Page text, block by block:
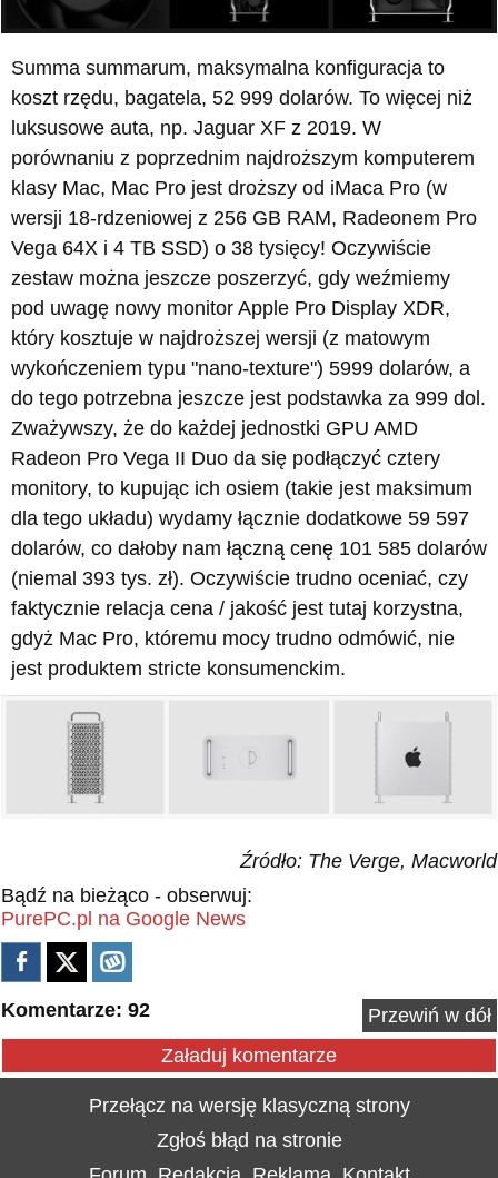
Summa summarum, maksymalna konfiguracja to
koszt rzędu, bagatela, 52 999 dolarów. To więcej niż
luksusowe auta, np. Jaguar XF z 2019. W
porównaniu z poprzednim najdroższym komputerem
klasy Mac, Mac Pro jest droższy od iMaca Pro (w
wersji 18-rdzeniowej z 256 GB RAM, Radeonem Pro
Vega 64X i 4 TB SSD) o 38 tysięcy! Oczywiście
zestaw można jeszcze poszerzyć, gdy weźmiemy
pod uwagę nowy monitor Apple Pro Display XDR,
który kosztuje w najdroższej wersji (z matowym
wykończeniem typu "nano-texture") 5999 dolarów, a
do tego potrzebna jeszcze jest podstawka za 999 dol.
Zważywszy, że do każdej jednostki GPU AMD
Radeon Pro Vega II Duo da się podłączyć cztery
monitory, to kupując ich osiem (takie jest maksimum
dla tego układu) wydamy łącznie dodatkowe 59 597
dolarów, co dałoby nam łączną cenę 101 585 dolarów
(niemal 393 tys. zł). Oczywiście trudno oceniać, czy
faktycznie relacja cena / jakość jest tutaj korzystna,
gdyż Mac Pro, któremu mocy trudno odmówić, nie
jest produktem stricte konsumenckim.
Źródło: The Verge, Macworld
Bądź na bieżąco - obserwuj:
PurePC.pl na Google News
Komentarze: 92
Przewiń w dół
Załaduj komentarze
Przełącz na wersję klasyczną strony
Zgłoś błąd na stronie